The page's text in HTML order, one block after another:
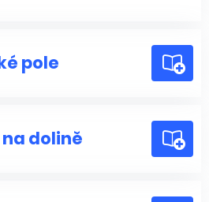
pole
na dolině